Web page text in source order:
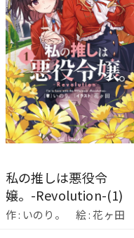
私の推しは悪役令
嬢。-Revolution-(1)
作 : いのり。 絵 : 花ヶ田